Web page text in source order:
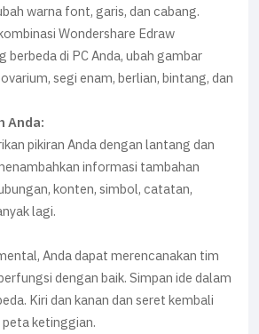
warna font, garis, dan cabang.
Wondershare Edraw
berbeda di PC Anda, ubah gambar
segi enam, berlian, bintang, dan
Anda:
pikiran Anda dengan lantang dan
informasi tambahan
konten, simbol, catatan,
lagi.
Anda dapat merencanakan tim
dengan baik. Simpan ide dalam
Kiri dan kanan dan seret kembali
ketinggian.